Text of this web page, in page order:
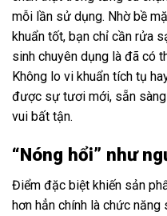
mỗi lần sử dụng. Nhờ bề
khuẩn tốt, bạn chỉ cần rửa
sinh chuyên dụng là đã có
Không lo vi khuẩn tích tụ
được sự tươi mới, sẵn
vui bất tận.
“Nóng hổi” như
Điểm đặc biệt khiến sản
hơn hẳn chính là chức